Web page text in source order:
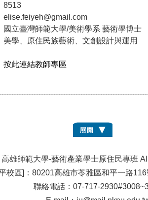
8513
elise.feiyeh@gmail.com
國立臺灣師範大學/美術學系 藝術學博士
美學、原住民族藝術、文創設計與運用
按此連結教師專區
高雄師範大學-藝術產業學士原住民專班
校區]：80201高雄市苓雅區和平一路
聯絡電話：07-717-